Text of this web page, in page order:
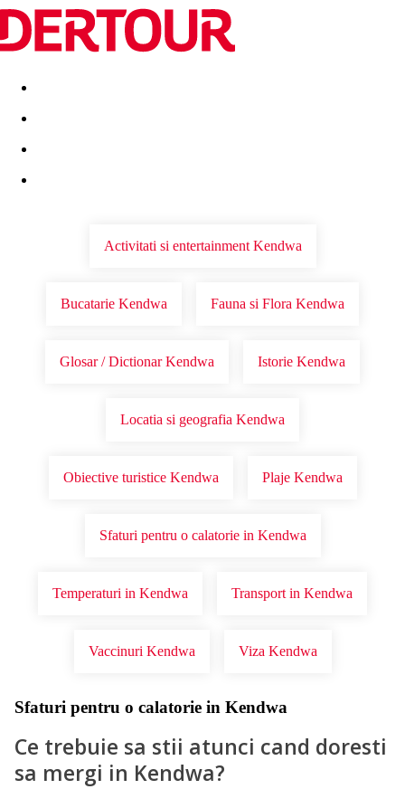
Destinatii Vacanta perfecta OFERTE DE NERATAT
Activitati si entertainment Kendwa
Bucatarie Kendwa Fauna si Flora Kendwa
Glosar / Dictionar Kendwa Istorie Kendwa
Locatia si geografia Kendwa
Obiective turistice Kendwa Plaje Kendwa
Sfaturi pentru o calatorie in Kendwa
Temperaturi in Kendwa Transport in Kendwa
Vaccinuri Kendwa Viza Kendwa
Sfaturi pentru o calatorie in Kendwa
Ce trebuie sa stii atunci cand doresti
sa mergi in Kendwa?